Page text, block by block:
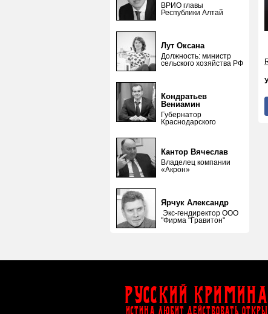
ВРИО главы
Республики Алтай
Лут Оксана
Должность: министр
сельского хозяйства РФ
Кондратьев
Вениамин
Губернатор
Краснодарского
Кантор Вячеслав
Владелец компании
«Акрон»
Ярчук Александр
Экс-гендиректор ООО
"Фирма "Гравитон"
Русский
ИСТИНА ЛЮБИТ ДЕЙСТВОВАТЬ